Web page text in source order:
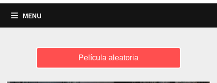
MENU
Película aleatoria